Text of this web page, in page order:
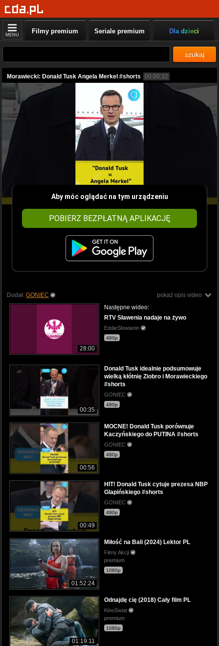
MENU Filmy premium Seriale premium Dla dzieci
szukaj
Morawiecki: Donald Tusk Angela Merkel #shorts 00:00:32
Aby móc oglądać na tym urządzeniu
POBIERZ BEZPŁATNĄ APLIKACJĘ
pokaż opis video
Dodał: GONIEC
28:00
Następne wideo:
RTV Sławenia nadaje na żywo
EddieSlowianin
480p
00:35
Donald Tusk idealnie podsumowuje
wielką kłótnię Ziobro i Morawieckiego
#shorts
GONIEC
480p
00:56
MOCNE! Donald Tusk porównuje
Kaczyńskiego do PUTINA #shorts
GONIEC
480p
00:49
HIT! Donald Tusk cytuje prezesa NBP
Glapińskiego #shorts
GONIEC
480p
01:52:24
Miłość na Bali (2024) Lektor PL
Filmy Akcji
premium
1080p
01:19:11
Odnajdę cię (2018) Cały film PL
KinoSwiat
premium
1080p